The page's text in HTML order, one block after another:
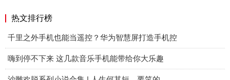
热文排行榜
千里之外手机也能当遥控？华为智慧屏打造手机控
嗨到停不下来 这几款音乐手机能带给你大乐趣